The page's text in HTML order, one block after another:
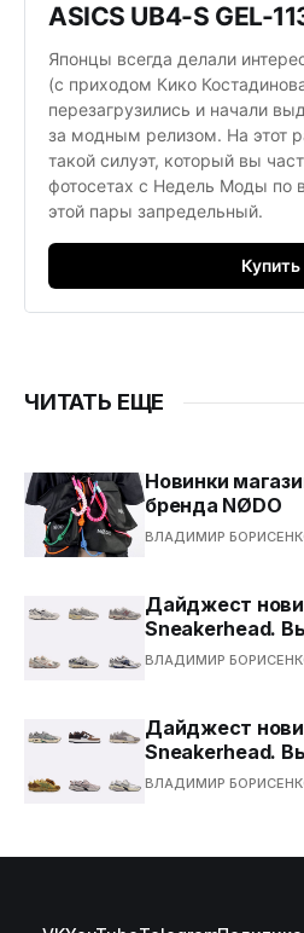
ASICS UB4-S GEL-
Японцы всегда делали
(с приходом Кико
перезагрузились и начали
за модным релизом. На этот
такой силуэт, который вы
фотосетах с Недель Моды по
этой пары запредельный.
Купить
ЧИТАТЬ ЕЩЕ
Новинки
бренда NØDO
ВЛАДИМИР
Дайджест
Sneakerhead.
ВЛАДИМИР
Дайджест
Sneakerhead.
ВЛАДИМИР